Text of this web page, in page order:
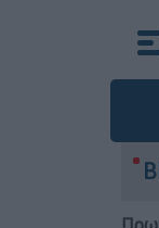
οι δύο